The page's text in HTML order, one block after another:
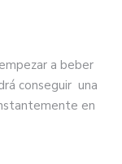
a beber
conseguir una
en